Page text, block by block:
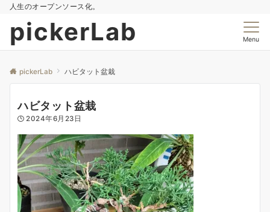
人生のオープンソース化。
pickerLab Menu
pickerLab ハビタット盆栽
ハビタット盆栽
2024年6月23日